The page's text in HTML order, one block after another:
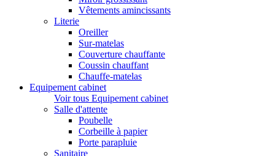
Vêtements amincissants
Literie
Oreiller
Sur-matelas
Couverture chauffante
Coussin chauffant
Chauffe-matelas
Equipement cabinet
Voir tous Equipement cabinet
Salle d'attente
Poubelle
Corbeille à papier
Porte parapluie
Sanitaire